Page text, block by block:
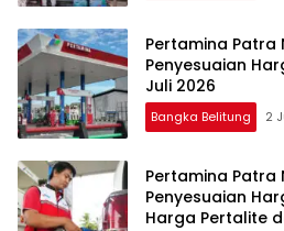
Pertamina Patra
Penyesuaian
Juli 2026
Bangka Belitung 2
Pertamina Patra
Penyesuaian
Harga Pertalite